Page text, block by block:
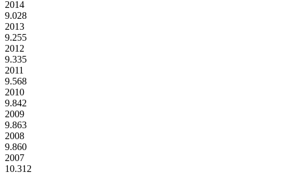
2014
9.028
2013
9.255
2012
9.335
2011
9.568
2010
9.842
2009
9.863
2008
9.860
2007
10.312